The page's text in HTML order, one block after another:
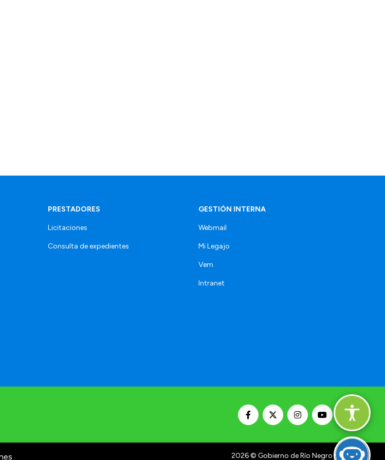
PRESTADORES
Licitaciones
Consulta de expedientes
GESTIÓN INTERNA
Webmail
Mi Legajo
Vem
Intranet
2026© Gobierno de Río Negro